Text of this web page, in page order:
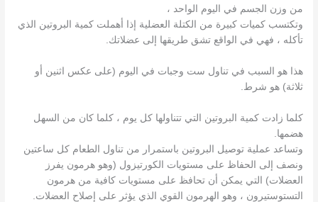
من وزن الجسم في اليوم الواحد ،
وتكتسب كميات كبيرة من الكتلة العضلية إذا أهملت كمية البروتين الذي
تأكله ، فهي في الواقع تشق طريقها إلى عضلاتك.
هذا هو السبب في تناول ست وجبات في اليوم (على عكس اثنين أو
ثلاثة) هو شرط.
كلما زادت كمية البروتين التي تتناولها كل يوم ، كلما كان من السهل
هضمها.
وتساعد عملية توصيل البروتين باستمرار من تناول الطعام كل ساعتين
ونصف إلى الحفاظ على مستويات الكورتيزول (وهو هرمون يفرز
العضلات) التي يمكن أن تحافظ على مستويات كافية من هرمون
التستوستيرون ، وهو الهرمون القوي الذي يؤثر على إصلاح العضلات.